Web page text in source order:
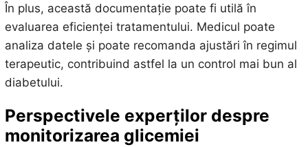
În plus, această documentație poate fi utilă în
evaluarea eficienței tratamentului. Medicul poate
analiza datele și poate recomanda ajustări în regimul
terapeutic, contribuind astfel la un control mai bun al
diabetului.
Perspectivele experților despre
monitorizarea glicemiei